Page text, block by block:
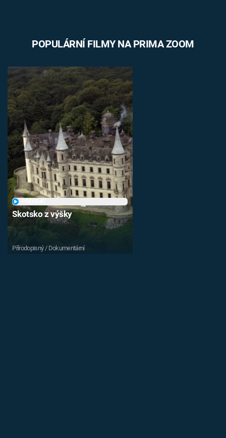
POPULÁRNÍ FILMY NA PRIMA ZOOM
Skotsko z výšky
Přírodopisný / Dokumentární